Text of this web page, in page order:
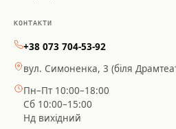
КОНТАКТИ
+38 073 704-53-92
вул. Симоненка, 3 (біля
Пн–Пт 10:00–18:00
Сб 10:00–15:00
Нд вихідний